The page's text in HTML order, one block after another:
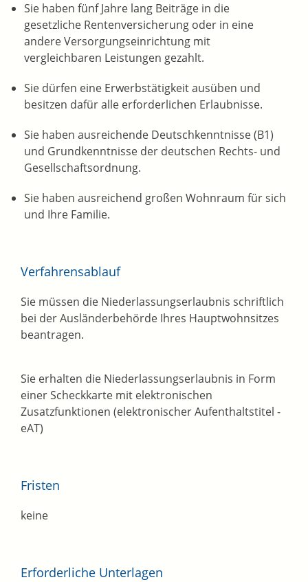
Sie haben fünf Jahre lang Beiträge in die
gesetzliche Rentenversicherung oder in eine
andere Versorgungseinrichtung mit
vergleichbaren Leistungen gezahlt.
Sie dürfen eine Erwerbstätigkeit ausüben und
besitzen dafür alle erforderlichen Erlaubnisse.
Sie haben ausreichende Deutschkenntnisse (B1)
und Grundkenntnisse der deutschen Rechts- und
Gesellschaftsordnung.
Sie haben ausreichend großen Wohnraum für sich
und Ihre Familie.
Verfahrensablauf
Sie müssen die Niederlassungserlaubnis schriftlich
bei der Ausländerbehörde Ihres Hauptwohnsitzes
beantragen.
Sie erhalten die Niederlassungserlaubnis in Form
einer Scheckkarte mit elektronischen
Zusatzfunktionen (elektronischer Aufenthaltstitel -
eAT)
Fristen
keine
Erforderliche Unterlagen